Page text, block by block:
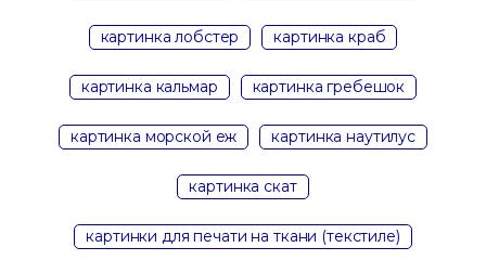
картинка лобстер картинка краб
картинка кальмар картинка гребешок
картинка морской еж картинка наутилус
картинка скат
картинки для печати на ткани (текстиле)